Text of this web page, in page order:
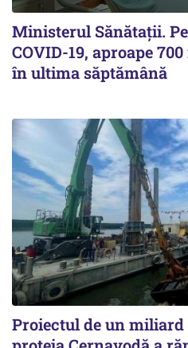
Ministerul Sănătații.
COVID-19, aproape
în ultima săptămână
Proiectul de un miliard